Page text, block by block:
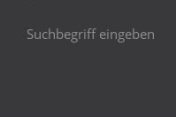
Suchbegriff
eingeben